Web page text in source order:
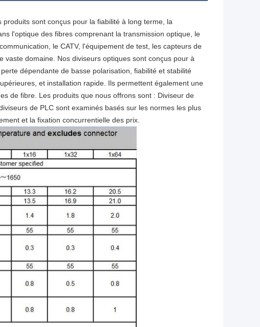
sont conçus pour la fiabilité à long terme, la
l'optique des fibres comprenant la transmission optique, le
le CATV, l'équipement de test, les capteurs de
domaine. Nos diviseurs optiques sont conçus pour à
dépendante de basse polarisation, fiabilité et stabilité
et installation rapide. Ils permettent également une
de fibre. Les produits que nous offrons sont : Diviseur de
de PLC sont examinés basés sur les normes les plus
et la fixation concurrentielle des prix.